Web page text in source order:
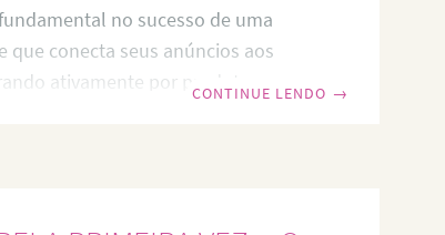
no sucesso de uma
que conecta seus anúncios aos
ativamente por produtos ou
CONTINUE LENDO →